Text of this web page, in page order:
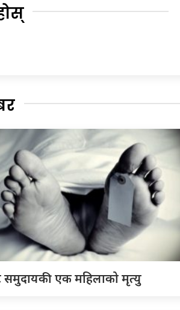
समुदायकी एक महिलाको मृत्यु